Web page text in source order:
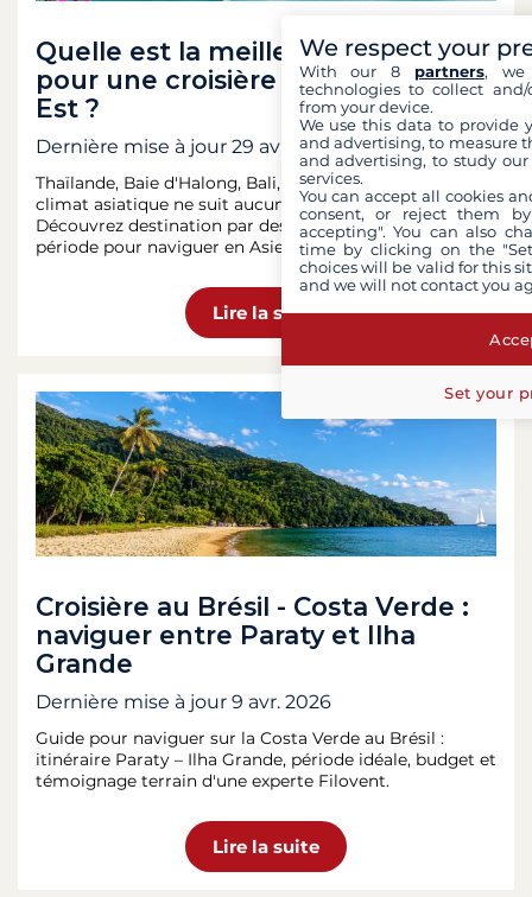
Quelle est la meilleure période
pour une croisière en Asie du Sud-
Est ?
Dernière mise à jour 29 avr. 2026
Thaïlande, Baie d'Halong, Bali, Raja Ampat, Mékong : le
climat asiatique ne suit aucune règle unique.
Découvrez destination par destination la meilleure
période pour naviguer en Asie.
Lire la suite
Croisière au Brésil - Costa Verde :
naviguer entre Paraty et Ilha
Grande
Dernière mise à jour 9 avr. 2026
Guide pour naviguer sur la Costa Verde au Brésil :
itinéraire Paraty – Ilha Grande, période idéale, budget et
témoignage terrain d'une experte Filovent.
Lire la suite
We respect your
With our 8 partners, we
technologies to collect
from your device.
We use this data to provide
and advertising, to measure
and advertising, to study
services.
You can accept all cookies
consent, or reject them
accepting". You can also
time by clicking on the
choices will be valid for this
and we will not contact you
Set your